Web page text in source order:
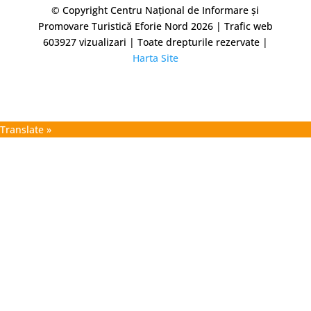
© Copyright Centru Național de Informare și
Promovare Turistică Eforie Nord 2026 | Trafic web
603927vizualizari | Toate drepturile rezervate |
Harta Site
Translate »